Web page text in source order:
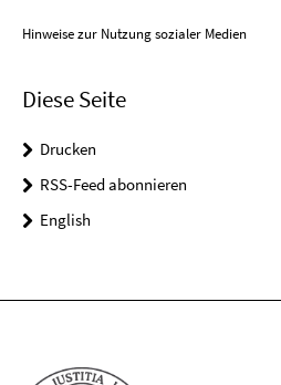
Hinweise zur Nutzung sozialer Medien
Diese Seite
Drucken
RSS-Feed abonnieren
English